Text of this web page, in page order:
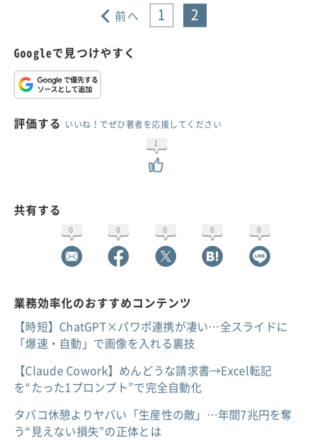
前へ 1 2
Googleで見つけやすく
評価する いいね！でぜひ著者を応援してください
1
共有する
0 0 0 0 0
業務効率化のおすすめコンテンツ
【時短】ChatGPT×パワポ連携が凄い…全スライドに
「爆速・自動」で画像を入れる裏技
【Claude Cowork】めんどうな請求書→Excel転記
を“たった1プロンプト”で完全自動化
タバコ休憩よりヤバい「生産性の敵」…年間7兆円を奪
う“見えない損失”の正体とは